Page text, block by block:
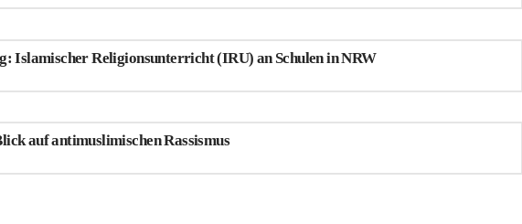
Islamischer Religionsunterricht (IRU) an Schulen in NRW
auf antimuslimischen Rassismus